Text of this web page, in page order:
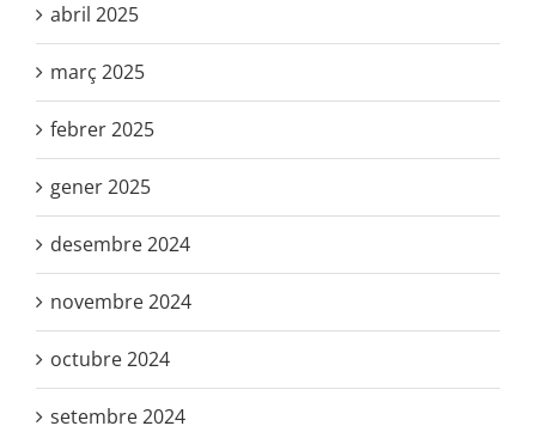
abril 2025
març 2025
febrer 2025
gener 2025
desembre 2024
novembre 2024
octubre 2024
setembre 2024